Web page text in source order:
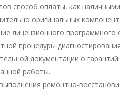
способ оплаты, как
оригинальных
лицензионного
процедуры
документации о
работы.
ремонтно-